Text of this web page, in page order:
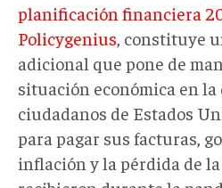
planificación financiera
Policygenius , constituye
adicional que pone de
situación económica en
ciudadanos de Estados
para pagar sus facturas,
inflación y la pérdida de